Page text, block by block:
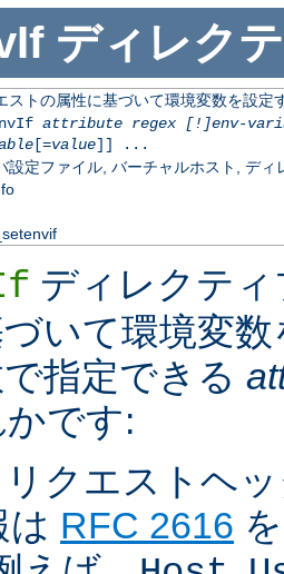
ディレク
ストの属性に基づいて環境変数を設定
attribute regex [!]env-
[=value]] ...
設定ファイル, バーチャルホスト, ディ
ディレクテ
いて環境変
指定できる
です:
クエストヘ
は RFC 2616